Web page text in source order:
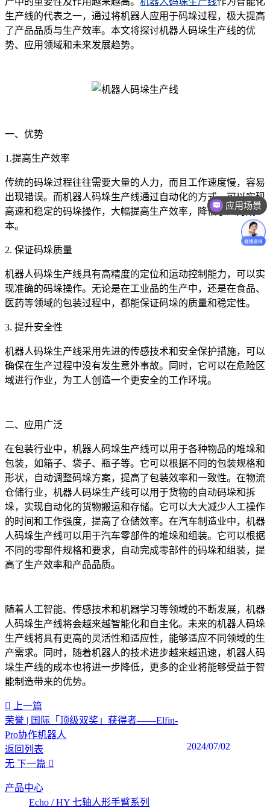
生产线的代表之一，通过将机器人应用于码垛过程，极大提高
了产品品质与生产效率。本文将探讨机器人码垛生产线的优
势、应用领域和未来发展趋势。
一、优势
1.提高生产效率
传统的码垛过程往往需要大量的人力，而且工作速度慢，容易
出现错误。而机器人码垛生产线通过自动化的方式，可以实现
高速和稳定的码垛操作，大幅提高生产效率，降低了人力成
本。
2. 保证码垛质量
机器人码垛生产线具有高精度的定位和运动控制能力，可以实
现准确的码垛操作。无论是在工业品的生产中，还是在食品、
医药等领域的包装过程中，都能保证码垛的质量和稳定性。
3. 提升安全性
机器人码垛生产线采用先进的传感技术和安全保护措施，可以
确保在生产过程中没有发生意外事故。同时，它可以在危险区
域进行作业，为工人创造一个更安全的工作环境。
二、应用广泛
在包装行业中，机器人码垛生产线可以用于各种物品的堆垛和
包装，如箱子、袋子、瓶子等。它可以根据不同的包装规格和
形状，自动调整码垛方案，提高了包装效率和一致性。在物流
仓储行业，机器人码垛生产线可以用于货物的自动码垛和拆
垛，实现自动化的货物搬运和存储。它可以大大减少人工操作
的时间和工作强度，提高了仓储效率。在汽车制造业中，机器
人码垛生产线可以用于汽车零部件的堆垛和组装。它可以根据
不同的零部件规格和要求，自动完成零部件的码垛和组装，提
高了生产效率和产品品质。
随着人工智能、传感技术和机器学习等领域的不断发展，机器
人码垛生产线将会越来越智能化和自主化。未来的机器人码垛
生产线将具有更高的灵活性和适应性，能够适应不同领域的生
产需求。同时，随着机器人的技术进步越来越迅速，机器人码
垛生产线的成本也将进一步降低，更多的企业将能够受益于智
能制造带来的优势。
上一篇
荣誉 | 国际「顶级双奖」获得者——Elfin-
Pro协作机器人
2024/07/02
返回列表
无 下一篇
产品中心
Echo / HY 七轴人形手臂系列
应用场景